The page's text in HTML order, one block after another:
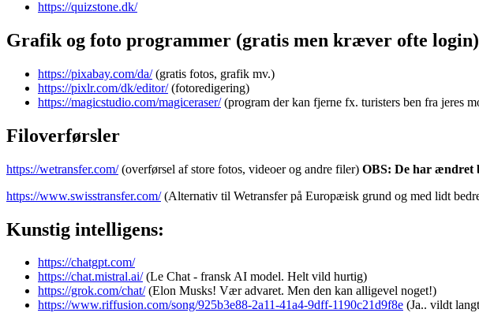
https://quizstone.dk/
Grafik og foto programmer (gratis men kræver ofte
https://pixabay.com/da/(gratis fotos, grafik mv.)
https://pixlr.com/dk/editor/(fotoredigering)
https://magicstudio.com/magiceraser/(program der kan fjerne fx. turisters ben fra jeres
Filoverførsler
https://wetransfer.com/ (overførsel af store fotos, videoer og andre filer) OBS: De har ændret
https://www.swisstransfer.com/ (Alternativ til Wetransfer på Europæisk grund og med lidt
Kunstig intelligens:
https://chatgpt.com/
https://chat.mistral.ai/(Le Chat - fransk AI model. Helt vild hurtig)
https://grok.com/chat/(Elon Musks! Vær advaret. Men den kan alligevel noget!)
https://www.riffusion.com/song/925b3e88-2a11-41a4-9dff-1190c21d9f8e (Ja.. vildt